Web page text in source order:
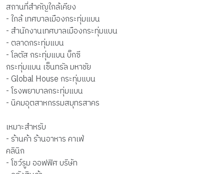
สถานที่สำคัญใกล้เคียง
- ใกล้ เทศบาลเมืองกระทุ่มแบน
- สำนักงานเทศบาลเมืองกระทุ่มแบน
- ตลาดกระทุ่มแบน
- โลตัส กระทุ่มแบน บิ๊กซี
กระทุ่มแบน เซ็นทรัล มหาชัย
- Global House กระทุ่มแบน
- โรงพยาบาลกระทุ่มแบน
- นิคมอุตสาหกรรมสมุทรสาคร
เหมาะสำหรับ
- ร้านค้า ร้านอาหาร คาเฟ่
คลินิก
- โชว์รูม ออฟฟิศ บริษัท